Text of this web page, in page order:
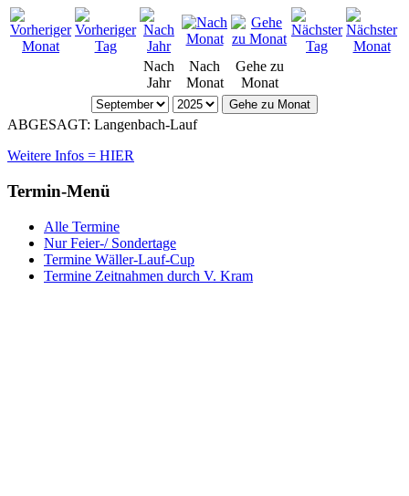
Nach
Jahr
Nach
Monat
Gehe zu
Monat
Gehe zu Monat
ABGESAGT: Langenbach-Lauf
Weitere Infos = HIER
Termin-Menü
Alle Termine
Nur Feier-/ Sondertage
Termine Wäller-Lauf-Cup
Termine Zeitnahmen durch V. Kram